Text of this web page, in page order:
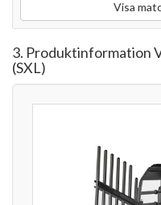
Visa
3. Produktinformation
(SXL)